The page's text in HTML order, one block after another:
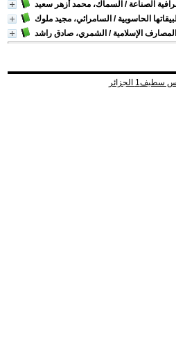
الصناعة / السماك، محمد أزهر سعيد
الحاسوبية / السامرائي، مجيد ملوك
الإسلامية / الشمري، صادق راشد